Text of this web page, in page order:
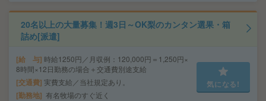
20名以上の大量募集！週3日～OK梨のカンタン選果・箱
詰め[派遣]
給 与 時給1250円／月収例：120,000円＝1,250円×
8時間×12日勤務の場合＋交通費別途支給
交通費 実費支給／当社規定あり。
勤務地 有名牧場のすぐ近く
気になる!